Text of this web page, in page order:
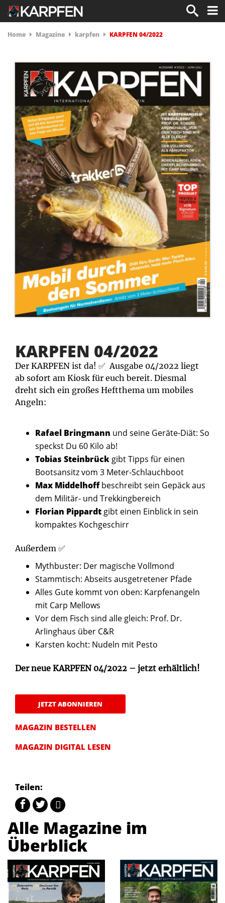
Home Magazine karpfen KARPFEN 04/2022
KARPFEN 04/2022
Der KARPFEN ist da! ✅ Ausgabe 04/2022 liegt
ab sofort am Kiosk für euch bereit. Diesmal
dreht sich ein großes Heftthema um mobiles
Angeln:
Rafael Bringmann und seine Geräte-Diät: So
speckst Du 60 Kilo ab!
Tobias Steinbrückgibt Tipps für einen
Bootsansitz vom 3 Meter-Schlauchboot
Max Middelhoffbeschreibt sein Gepäck aus
dem Militär- und Trekkingbereich
Florian Pippardtgibt einen Einblick in sein
kompaktes Kochgeschirr
Außerdem ✅
Mythbuster: Der magische Vollmond
Stammtisch: Abseits ausgetretener Pfade
Alles Gute kommt von oben: Karpfenangeln
mit Carp Mellows
Vor dem Fisch sind alle gleich: Prof. Dr.
Arlinghaus über C&R
Karsten kocht: Nudeln mit Pesto
Der neue KARPFEN 04/2022 – jetzt erhältlich!
JETZT ABONNIEREN
MAGAZIN BESTELLEN
MAGAZIN DIGITAL LESEN
Teilen:
Alle Magazine im
Überblick